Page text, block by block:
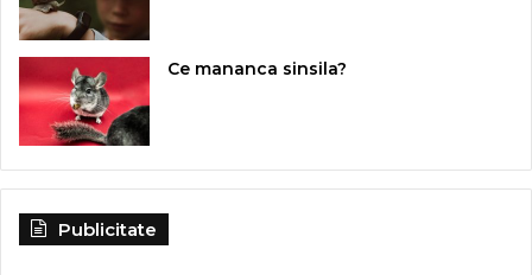
Ce mananca sinsila?
Publicitate